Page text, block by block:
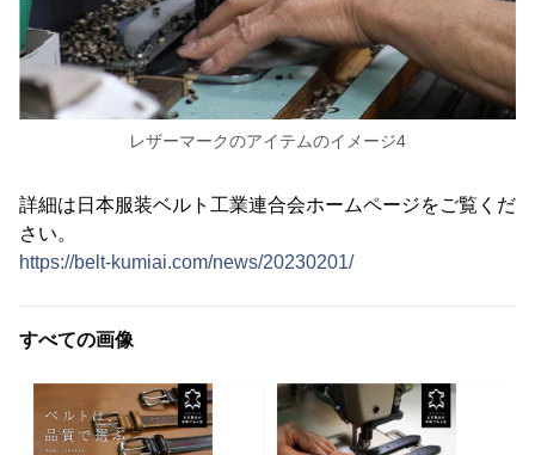
レザーマークのアイテムのイメージ4
詳細は日本服装ベルト工業連合会ホームページをご覧くだ
さい。
https://belt-kumiai.com/news/20230201/
すべての画像